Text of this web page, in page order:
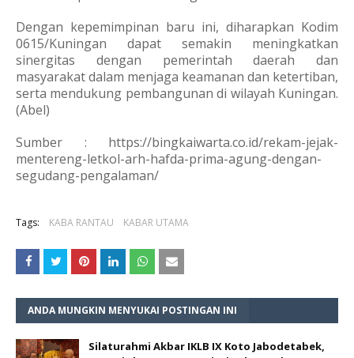
Dengan kepemimpinan baru ini, diharapkan Kodim
0615/Kuningan dapat semakin meningkatkan
sinergitas dengan pemerintah daerah dan
masyarakat dalam menjaga keamanan dan ketertiban,
serta mendukung pembangunan di wilayah Kuningan.
(Abel)
Sumber : https://bingkaiwarta.co.id/rekam-jejak-
mentereng-letkol-arh-hafda-prima-agung-dengan-
segudang-pengalaman/
Tags: KABA RANTAU KABAR UTAMA
ANDA MUNGKIN MENYUKAI POSTINGAN INI
Silaturahmi Akbar IKLB IX Koto Jabodetabek,